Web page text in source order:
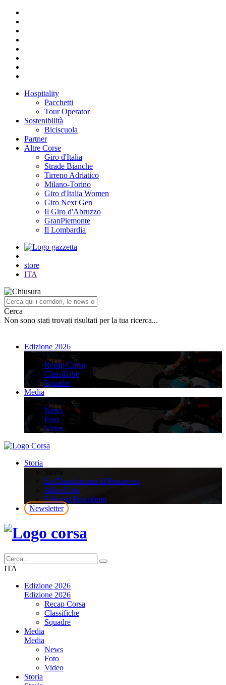
Hospitality
Pacchetti
Tour Operator
Sostenibilità
Biciscuola
Partner
Altre Corse
Giro d'Italia
Strade Bianche
Tirreno Adriatico
Milano-Torino
Giro d'Italia Women
Giro Next Gen
Il Giro d'Abruzzo
GranPiemonte
Il Lombardia
store
ITA
Cerca
Non sono stati trovati risultati per la tua ricerca...
Edizione 2026
Edizione 2026
Recap Corsa
Classifiche
Squadre
Media
Media
News
Foto
Video
Storia
La Classicissima di Primavera
Albo d’oro
Edizioni Precedenti
Newsletter
ITA
Edizione 2026
Edizione 2026
Recap Corsa
Classifiche
Squadre
Media
Media
News
Foto
Video
Storia